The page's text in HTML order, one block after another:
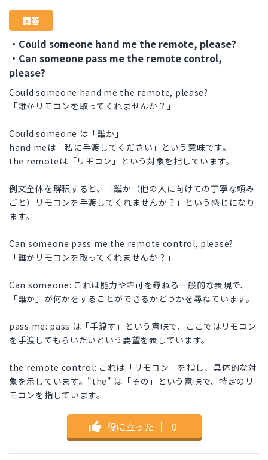
回答
・Could someone hand me the remote, please?
・Can someone pass me the remote control,
please?
Could someone hand me the remote, please?
「誰かリモコンを取ってくれませんか？」
Could someone は「誰か」
hand meは「私に手渡してください」という意味です。
the remoteは「リモコン」という対象を指しています。
例文全体を解釈すると、「誰か（他の人に向けての丁寧な頼み
ごと）リモコンを手渡してくれませんか？」という感じになり
ます。
Can someone pass me the remote control, please?
「誰かリモコンを取ってくれませんか？」
Can someone: これは能力や許可を尋ねる一般的な表現で、
「誰か」が何かをすることができるかどうかを尋ねています。
pass me: pass は「手渡す」という意味で、ここではリモコン
を手渡してもらいたいという要望を表しています。
the remote control: これは「リモコン」を指し、具体的な対
象を示しています。"the" は「その」という意味で、特定のリ
モコンを指しています。
役に立った ｜ 0